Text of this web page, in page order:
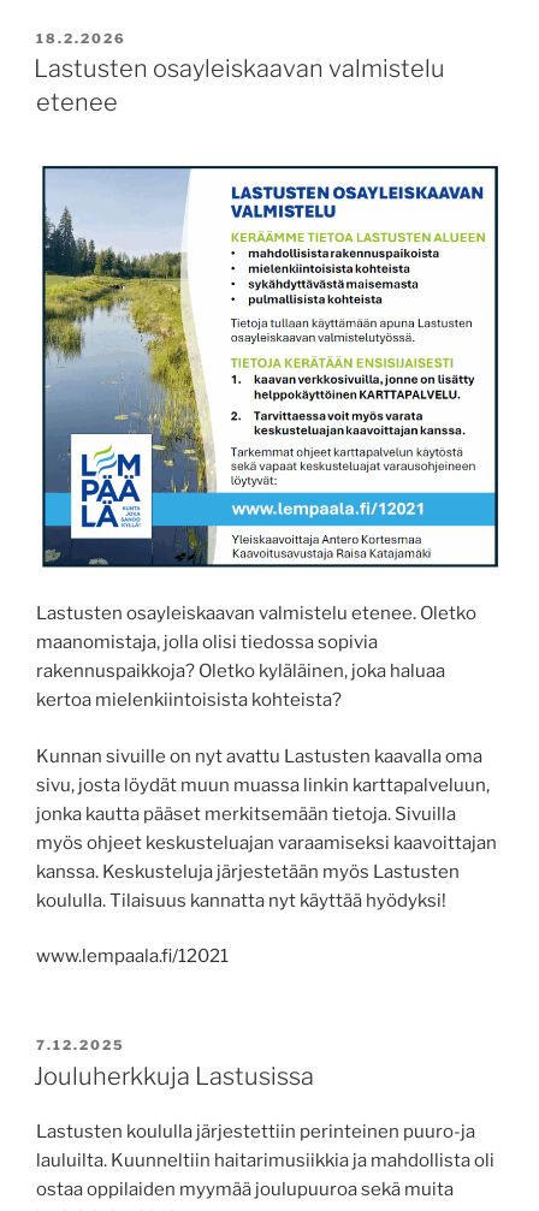
JULKAISTU
18.2.2026
Lastusten osayleiskaavan valmistelu
etenee
Lastusten osayleiskaavan valmistelu etenee. Oletko
maanomistaja, jolla olisi tiedossa sopivia
rakennuspaikkoja? Oletko kyläläinen, joka haluaa
kertoa mielenkiintoisista kohteista?
Kunnan sivuille on nyt avattu Lastusten kaavalla oma
sivu, josta löydät muun muassa linkin karttapalveluun,
jonka kautta pääset merkitsemään tietoja. Sivuilla
myös ohjeet keskusteluajan varaamiseksi kaavoittajan
kanssa. Keskusteluja järjestetään myös Lastusten
koululla. Tilaisuus kannatta nyt käyttää hyödyksi!
www.lempaala.fi/12021
JULKAISTU
7.12.2025
Jouluherkkuja Lastusissa
Lastusten koululla järjestettiin perinteinen puuro-ja
lauluilta. Kuunneltiin haitarimusiikkia ja mahdollista oli
ostaa oppilaiden myymää joulupuuroa sekä muita